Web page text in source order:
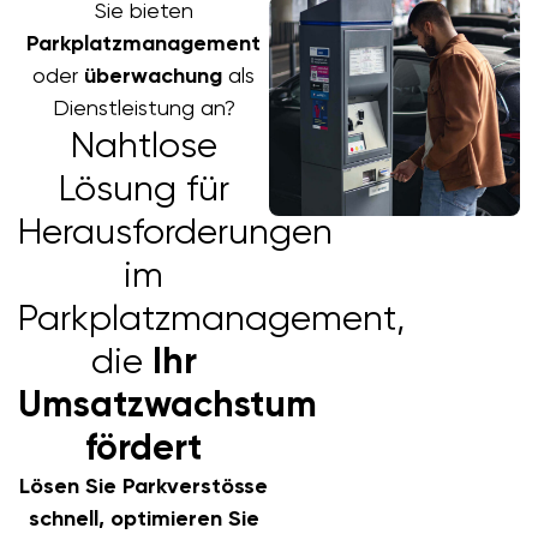
Sie bieten
Parkplatzmanagement
oder überwachung als
Dienstleistung an?
Nahtlose
Lösung für
Herausforderungen
im
Parkplatzmanagement,
die Ihr
Umsatzwachstum
fördert
Lösen Sie Parkverstösse
schnell, optimieren Sie